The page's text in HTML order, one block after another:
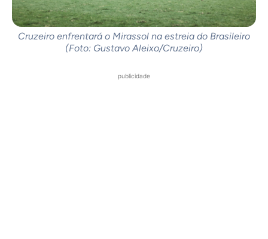
Cruzeiro enfrentará o Mirassol na estreia do Brasileiro
(Foto: Gustavo Aleixo/Cruzeiro)
publicidade